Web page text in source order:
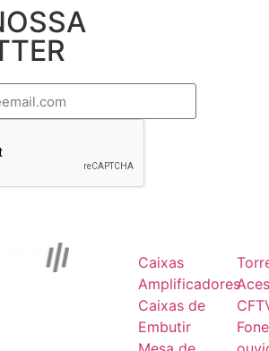
Caixas
Amplificadores
Caixas de
Embutir